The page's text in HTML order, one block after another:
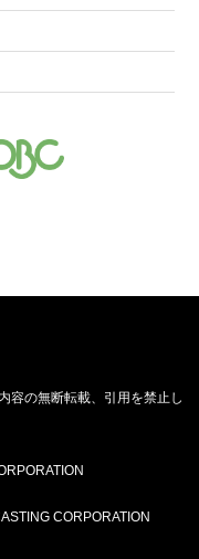
容の無断転載、引用を禁止し
CORPORATION